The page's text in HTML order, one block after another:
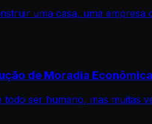
uma casa, uma
de Moradia
ser humano, mas muitas